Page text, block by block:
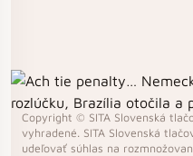
Copyright © SITA Slovenská
vyhradené. SITA Slovenská
udeľovať súhlas na